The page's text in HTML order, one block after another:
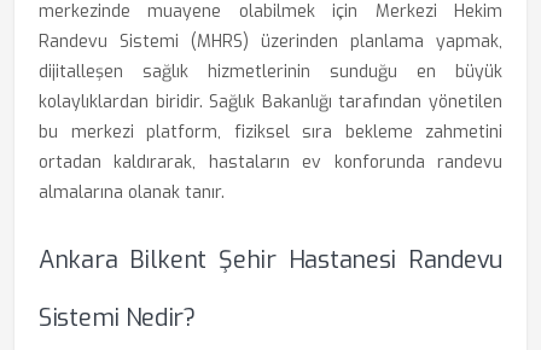
merkezinde muayene olabilmek için Merkezi Hekim
Randevu Sistemi (MHRS) üzerinden planlama yapmak,
dijitalleşen sağlık hizmetlerinin sunduğu en büyük
kolaylıklardan biridir. Sağlık Bakanlığı tarafından yönetilen
bu merkezi platform, fiziksel sıra bekleme zahmetini
ortadan kaldırarak, hastaların ev konforunda randevu
almalarına olanak tanır.
Ankara Bilkent Şehir Hastanesi Randevu
Sistemi Nedir?